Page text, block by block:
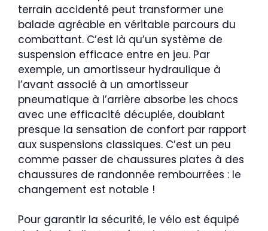
terrain accidenté peut transformer une
balade agréable en véritable parcours du
combattant. C’est là qu’un système de
suspension efficace entre en jeu. Par
exemple, un amortisseur hydraulique à
l’avant associé à un amortisseur
pneumatique à l’arrière absorbe les chocs
avec une efficacité décuplée, doublant
presque la sensation de confort par rapport
aux suspensions classiques. C’est un peu
comme passer de chaussures plates à des
chaussures de randonnée rembourrées : le
changement est notable !
Pour garantir la sécurité, le vélo est équipé